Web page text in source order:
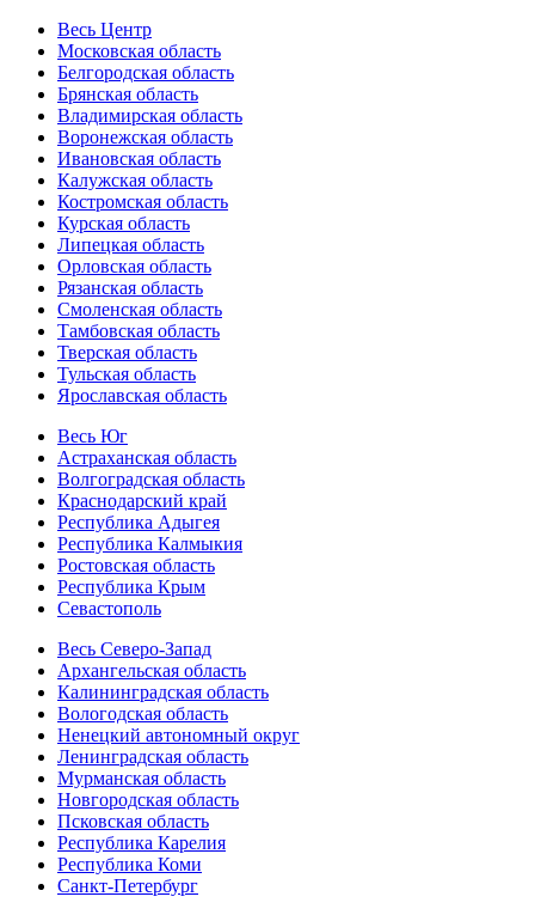
Весь Центр
Московская область
Белгородская область
Брянская область
Владимирская область
Воронежская область
Ивановская область
Калужская область
Костромская область
Курская область
Липецкая область
Орловская область
Рязанская область
Смоленская область
Тамбовская область
Тверская область
Тульская область
Ярославская область
Весь Юг
Астраханская область
Волгоградская область
Краснодарский край
Республика Адыгея
Республика Калмыкия
Ростовская область
Республика Крым
Севастополь
Весь Северо-Запад
Архангельская область
Калининградская область
Вологодская область
Ненецкий автономный округ
Ленинградская область
Мурманская область
Новгородская область
Псковская область
Республика Карелия
Республика Коми
Санкт-Петербург